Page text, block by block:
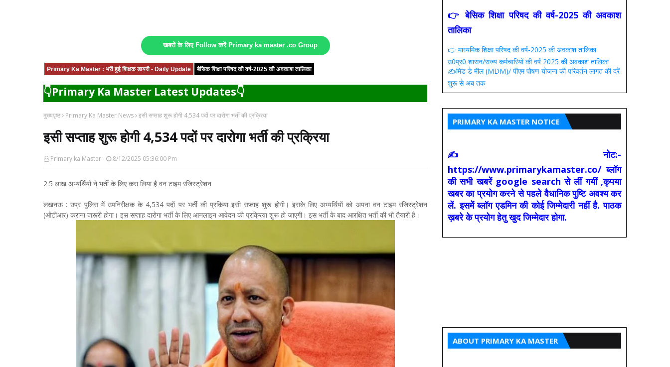
खबरों के लिए Follow करें Primary ka master .co Group
Primary Ka Master : भरी हुई शिक्षक डायरी - Daily Update बेसिक शिक्षा परिषद की वर्ष-2025 की अवकाश तालिका
👇Primary Ka Master Latest Updates👇
मुख्यपृष्ठ Primary Ka Master News इसी सप्ताह शुरू होगी 4,534 पदों पर दारोगा भर्ती की प्रक्रिया
इसी सप्ताह शुरू होगी 4,534 पदों पर दारोगा भर्ती की प्रक्रिया
Primary ka Master 8/12/2025 05:36:00 Pm
2.5 लाख अभ्यर्थियों ने भर्ती के लिए करा लिया है वन टाइम रजिस्ट्रेशन
लखनऊ : उप्र पुलिस में उपनिरीक्षक के 4,534 पदों पर भर्ती की प्रकिया इसी सप्ताह शुरू होगी। इसके लिए अभ्यर्थियों को अपना वन टाइम रजिस्ट्रेशन
(ओटीआर) कराना जरूरी होगा। इस सप्ताह दारोगा भर्ती के लिए आनलाइन आवेदन की प्रक्रिया शुरू हो जाएगी। इस भर्ती के बाद आरक्षित भर्ती की भी तैयारी है।
👉 बेसिक शिक्षा परिषद की वर्ष-2025 की अवकाश
तालिका
👉 माध्यमिक शिक्षा परिषद की वर्ष-2025 की अवकाश तालिका
उ0प्र0 शासन/राज्य कर्मचारियों की वर्ष 2025 की अवकाश तालिका
✍️मिड डे मील (MDM)/ पीएम पोषण योजना की परिवर्तन लागत की दरें
शुरू से अब तक
PRIMARY KA MASTER NOTICE
✍ नोट:-
https://www.primarykamaster.co/ ब्लॉग
की सभी खबरें google search से लीं गयीं ,कृपया
खबर का प्रयोग करने से पहले वैधानिक पुष्टि अवश्य कर
लें. इसमें ब्लॉग एडमिन की कोई जिम्मेदारी नहीं है. पाठक
ख़बरे के प्रयोग हेतु खुद जिम्मेदार होगा.
ABOUT PRIMARY KA MASTER